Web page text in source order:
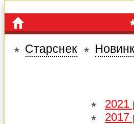
Старснек
2021
2017